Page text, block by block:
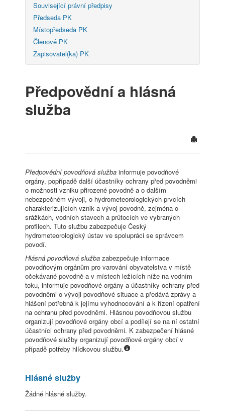
Související právní předpisy
Předseda PK
Místopředseda PK
Členové PK
Zapisovatel(ka) PK
Předpovědní a hlásná
služba
Předpovědní povodňová služba informuje povodňové
orgány, popřípadě další účastníky ochrany před povodněmi
o možnosti vzniku přirozené povodně a o dalším
nebezpečném vývoji, o hydrometeorologických prvcích
charakterizujících vznik a vývoj povodně, zejména o
srážkách, vodních stavech a průtocích ve vybraných
profilech. Tuto službu zabezpečuje Český
hydrometeorologický ústav ve spolupráci se správcem
povodí.
Hlásná povodňová služba zabezpečuje informace
povodňovým orgánům pro varování obyvatelstva v místě
očekávané povodně a v místech ležících níže na vodním
toku, informuje povodňové orgány a účastníky ochrany před
povodněmi o vývoji povodňové situace a předává zprávy a
hlášení potřebná k jejímu vyhodnocování a k řízení opatření
na ochranu před povodněmi. Hlásnou povodňovou službu
organizují povodňové orgány obcí a podílejí se na ní ostatní
účastníci ochrany před povodněmi. K zabezpečení hlásné
povodňové služby organizují povodňové orgány obcí v
případě potřeby hlídkovou službu.
Hlásné služby
Žádné hlásné služby.